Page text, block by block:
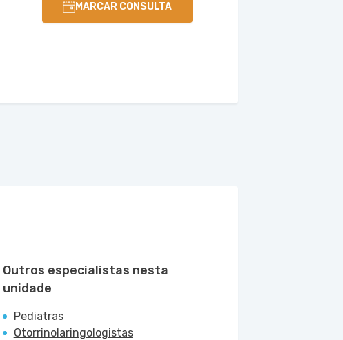
MARCAR CONSULTA
Outros especialistas nesta
unidade
Pediatras
Otorrinolaringologistas